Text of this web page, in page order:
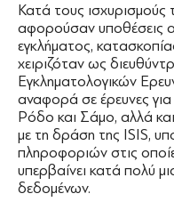
Κατά τους ισχυρισμούς
αφορούσαν υποθέσεις
εγκλήματος,
χειριζόταν ως
Εγκληματολογικών
αναφορά σε έρευνες
Ρόδο και Σάμο, αλλά
με τη δράση της ISIS,
πληροφοριών στις
υπερβαίνει κατά πολύ
δεδομένων.